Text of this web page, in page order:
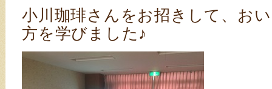
小川珈琲さんをお招きして、お
方を学びました♪